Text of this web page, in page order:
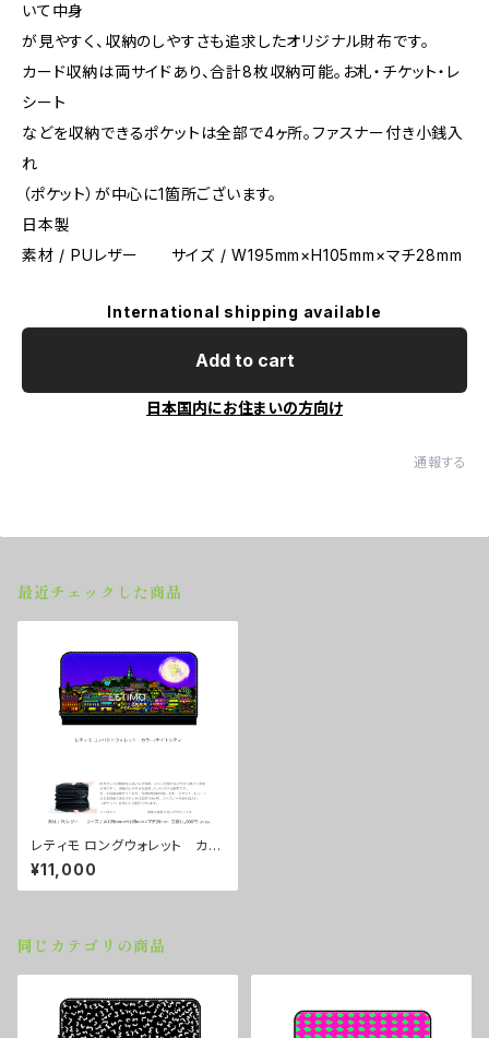
いて中身
が見やすく、収納のしやすさも追求したオリジナル財布です。
カード収納は両サイドあり、合計8枚収納可能。お札・チケット・レ
シート
などを収納できるポケットは全部で4ヶ所。ファスナー付き小銭入
れ
（ポケット）が中心に1箇所ございます。
日本製
素材 / PUレザー サイズ / W195mm×H105mm×マチ28mm
International shipping available
Add to cart
日本国内にお住まいの方向け
通報する
最近チェックした商品
レティモ ロングウォレット カラ
ー/ナイトシティ ■配送まで３
週間
¥11,000
同じカテゴリの商品